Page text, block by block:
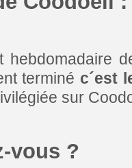
hebdomadaire
terminé c´est
sur
vous ?